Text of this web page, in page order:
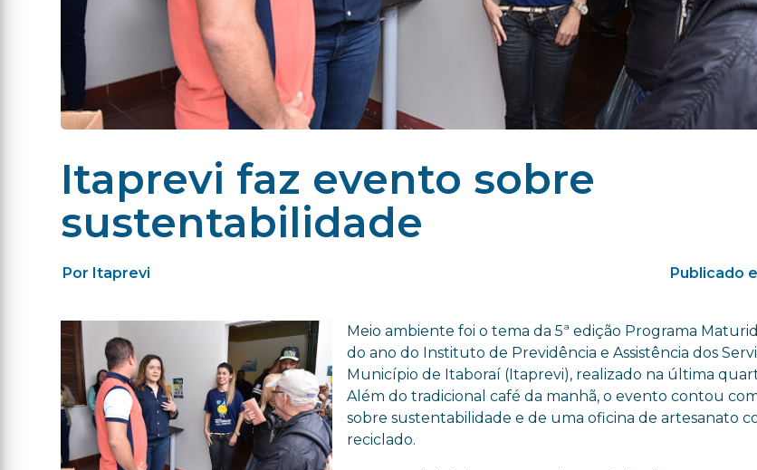
Itaprevi faz evento sobre
sustentabilidade
Por Itaprevi Publicado
Meio ambiente foi o tema da 5ª edição Programa
do ano do Instituto de Previdência e Assistência dos
Município de Itaboraí (Itaprevi), realizado na última
Além do tradicional café da manhã, o evento contou
sobre sustentabilidade e de uma oficina de artesanato
reciclado.